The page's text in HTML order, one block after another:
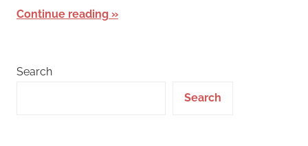
Continue reading
Search
Search